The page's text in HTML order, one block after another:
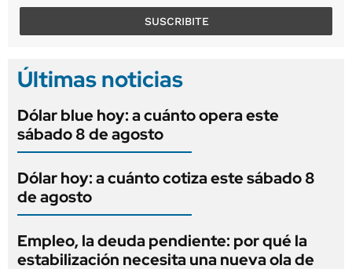
SUSCRIBITE
Últimas noticias
Dólar blue hoy: a cuánto opera este
sábado 8 de agosto
Dólar hoy: a cuánto cotiza este sábado 8
de agosto
Empleo, la deuda pendiente: por qué la
estabilización necesita una nueva ola de